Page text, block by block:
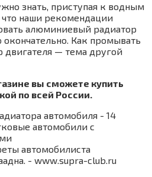
знать, приступая к водным
наши рекомендации
алюминиевый радиатор
окончательно. Как промывать
двигателя — тема другой
вы сможете купить
по всей России.